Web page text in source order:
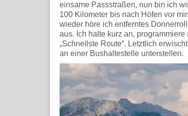
einsame Passstraßen, nun bin ich
100 Kilometer bis nach Höfen vor
wieder höre ich entferntes
aus. Ich halte kurz an,
„Schnellste Route“. Letztlich
an einer Bushaltestelle unterstellen.